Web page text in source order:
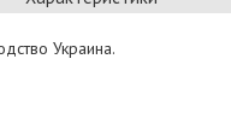
Украина.